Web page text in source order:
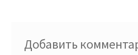
Добавить